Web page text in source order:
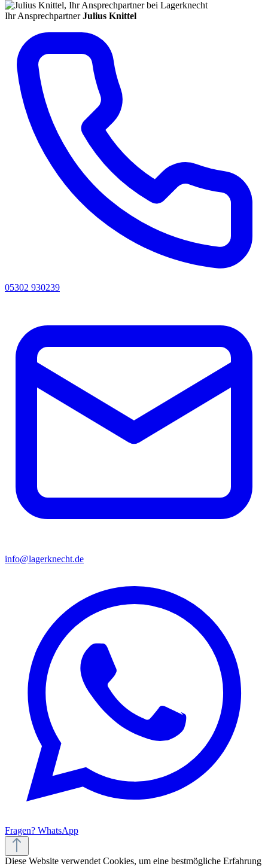
Ihr Ansprechpartner Julius Knittel
05302 930239
info@lagerknecht.de
Fragen? WhatsApp
Diese Website verwendet Cookies, um eine bestmögliche Erfahrung